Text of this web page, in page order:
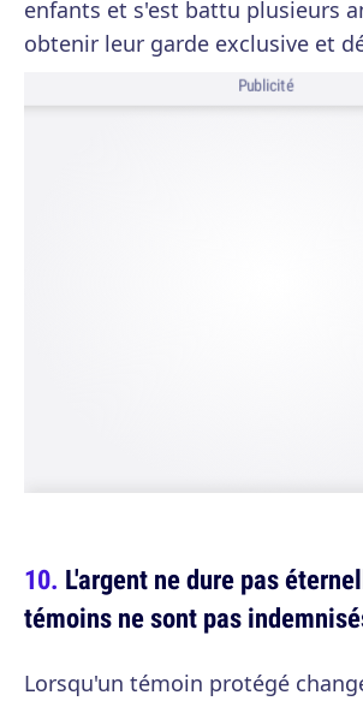
enfants et s'est battu plusieurs
obtenir leur garde exclusive et
Publicité
L'argent ne dure pas
témoins ne sont pas
Lorsqu'un témoin protégé